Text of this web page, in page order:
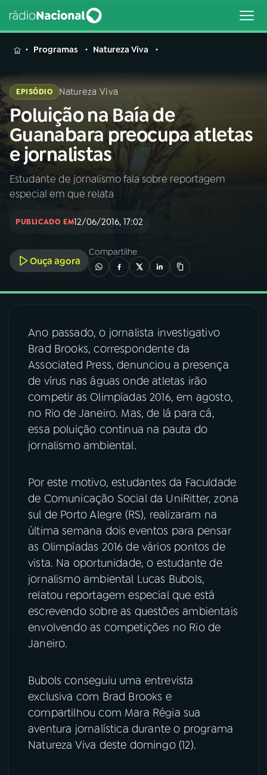
MENU
Buscar
na
Rádio
Nacional
Buscar
AO VIVO
INÍCIO
A RÁDIO
03PROGRAMAÇÃO
04PROGRAMAS
PODCASTS
06VIDEOCASTS
FESTIVAL DE MÚSICA
ACOMPANHE A RÁDIO NACIONAL
YouTube Facebook
TikTok
Programas Natureza Viva
EPISÓDIO Natureza Viva
Poluição na Baía de
Guanabara preocupa atletas
e jornalistas
Estudante de jornalismo fala sobre reportagem
especial em que relata
PUBLICADO EM12/06/2016, 17:02
Ouça agora
Compartilhe
Ano passado, o jornalista investigativo
Brad Brooks, correspondente da
Associated Press, denunciou a presença
de vírus nas águas onde atletas irão
competir as Olimpíadas 2016, em agosto,
no Rio de Janeiro. Mas, de lá para cá,
essa poluição continua na pauta do
jornalismo ambiental.
Por este motivo, estudantes da Faculdade
de Comunicação Social da UniRitter, zona
sul de Porto Alegre (RS), realizaram na
última semana dois eventos para pensar
as Olimpíadas 2016 de vários pontos de
vista. Na oportunidade, o estudante de
jornalismo ambiental Lucas Bubols,
relatou reportagem especial que está
escrevendo sobre as questões ambientais
envolvendo as competições no Rio de
Janeiro.
Bubols conseguiu uma entrevista
exclusiva com Brad Brooks e
compartilhou com Mara Régia sua
aventura jornalística durante o programa
Natureza Viva deste domingo (12).